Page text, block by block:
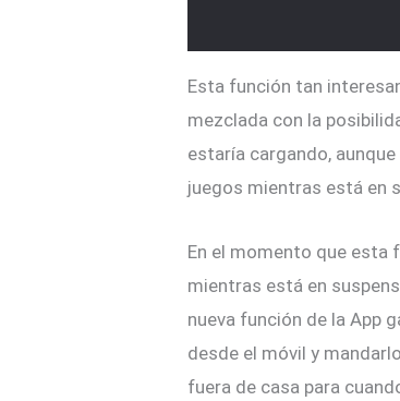
Esta función tan
mezclada con la
estaría cargando,
juegos mientras está en
En el momento que esta
mientras está en
nueva función de la App
desde el móvil y
fuera de casa para